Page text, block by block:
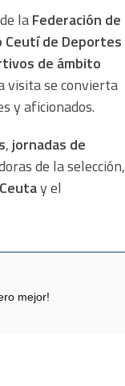
laFederación de
de Deportes
de ámbito
visita se convierta
y aficionados.
,jornadas de
de la selección,
y el
mejor!